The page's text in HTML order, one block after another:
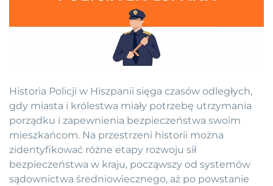
Historia Policji w Hiszpanii sięga czasów odległych,
gdy miasta i królestwa miały potrzebę utrzymania
porządku i zapewnienia bezpieczeństwa swoim
mieszkańcom. Na przestrzeni historii można
zidentyfikować różne etapy rozwoju sił
bezpieczeństwa w kraju, począwszy od systemów
sądownictwa średniowiecznego, aż po powstanie